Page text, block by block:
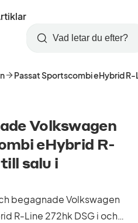
Startsida
Skapa
konto
Logga
in
Sök
Passat Sportscombi eHybrid R-
Volkswagen
eHybrid R-
salu i
begagnade Volkswagen
R-Line 272hk DSG i och